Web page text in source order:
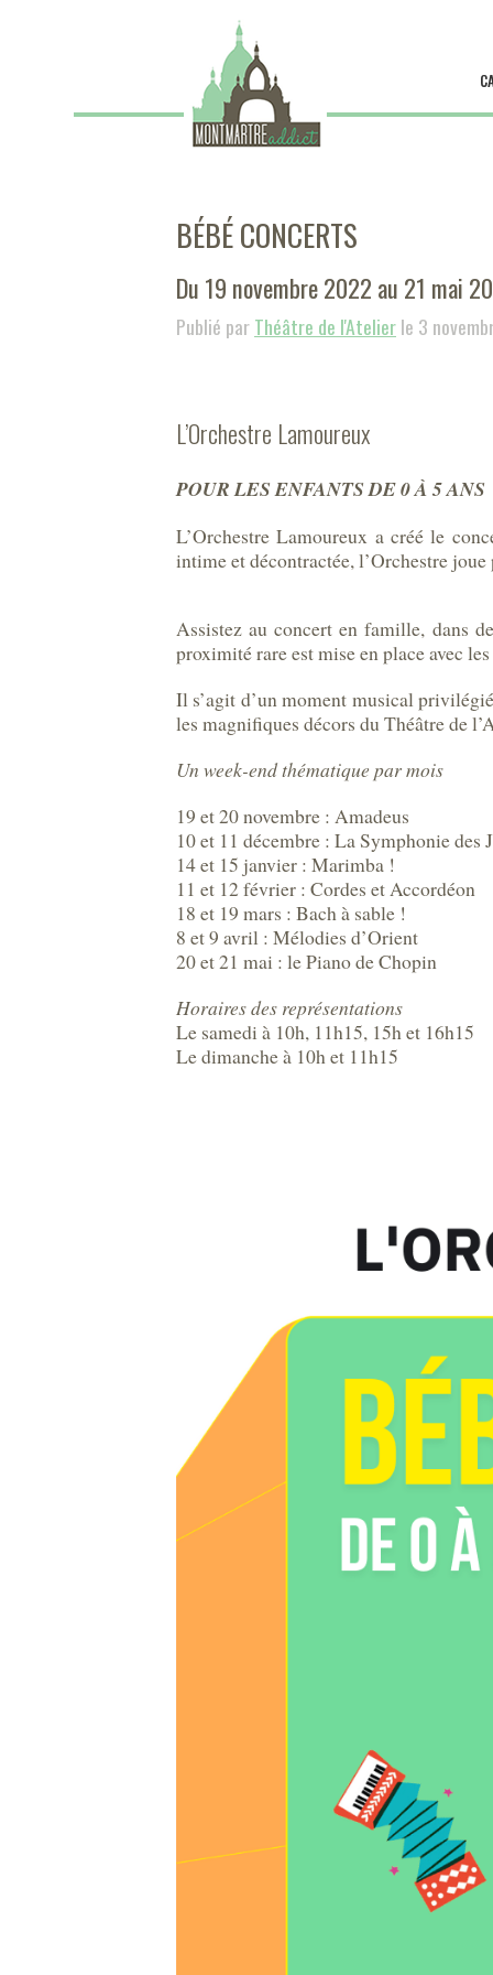
BÉBÉ CONCERTS
Du 19 novembre 2022 au 21 mai
Publié parThéâtre de l'Atelierle 3
L’Orchestre Lamoureux
POUR LES ENFANTS DE 0 À 5 ANS
L’Orchestre Lamoureux a créé le
intime et décontractée, l’Orchestre
Assistez au concert en famille, dans
proximité rare est mise en place avec
Il s’agit d’un moment musical
les magnifiques décors du Théâtre de
Un week-end thématique par mois
19 et 20 novembre : Amadeus
10 et 11 décembre : La Symphonie des
14 et 15 janvier : Marimba !
11 et 12 février : Cordes et Accordéon
18 et 19 mars : Bach à sable !
8 et 9 avril : Mélodies d’Orient
20 et 21 mai : le Piano de Chopin
Horaires des représentations
Le samedi à 10h, 11h15, 15h et 16h15
Le dimanche à 10h et 11h15